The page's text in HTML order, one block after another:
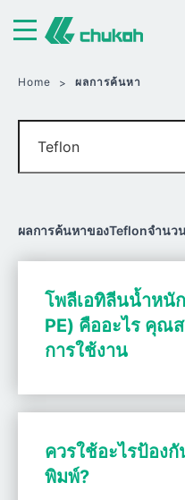
จูโค
Home ผลการค้นหา
ผลการค้นหาของTeflonจำนว
โพลีเอทิลีนน้ำหนั
PE) คืออะไร คุณ
การใช้งาน
ควรใช้อะไรป้อง
พิมพ์?